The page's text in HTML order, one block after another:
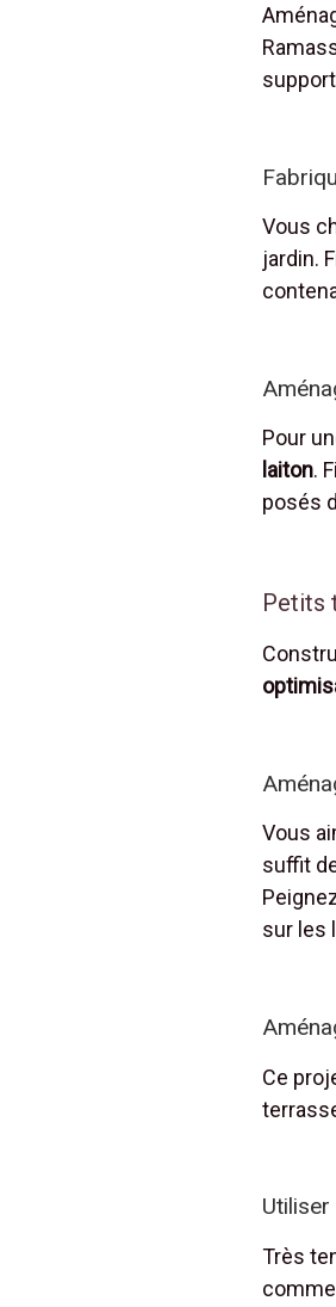
Vous
jardin.
Pour
laiton.
posés
Petits
Vous
suffit
sur les
Ce
Très